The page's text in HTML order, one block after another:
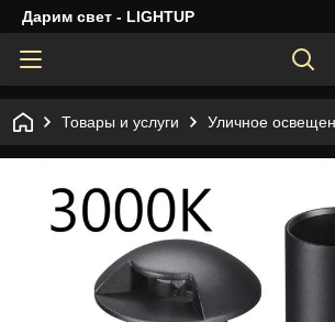
Дарим свет - LIGHTUP
Товары и услуги Уличное